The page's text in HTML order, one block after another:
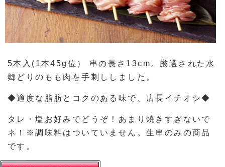
5本入(1本45g位） 串の長さ13cm。厳選された水
郷どりのもも肉を手刺ししました。
◆適度な脂肪とコクのある味で、店長イチオシ◆
タレ・塩お好みでどうぞ！あまり焼きすぎないで
ネ！※調味料はついていません。生串のみの商品
です。